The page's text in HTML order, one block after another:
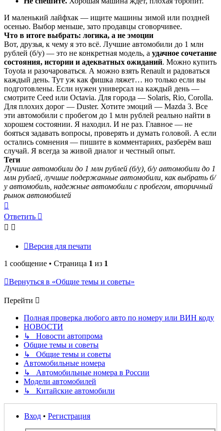
И маленький лайфхак — ищите машины зимой или поздней
осенью. Выбор меньше, зато продавцы сговорчивее.
Что в итоге выбрать: логика, а не эмоции
Вот, друзья, к чему я это всё. Лучшие автомобили до 1 млн
рублей (б/у) — это не конкретная модель, а удачное сочетание
состояния, истории и адекватных ожиданий. Можно купить
Toyota и разочароваться. А можно взять Renault и радоваться
каждый день. Тут уж как фишка ляжет… но только если вы
подготовлены. Если нужен универсал на каждый день —
смотрите Ceed или Octavia. Для города — Solaris, Rio, Corolla.
Для плохих дорог — Duster. Хотите эмоций — Mazda 3. Все
эти автомобили с пробегом до 1 млн рублей реально найти в
хорошем состоянии. Я находил. И не раз. Главное — не
бояться задавать вопросы, проверять и думать головой. А если
остались сомнения — пишите в комментариях, разберём ваш
случай. Я всегда за живой диалог и честный опыт.
Теги
Лучшие автомобили до 1 млн рублей (б/у), б/у автомобили до 1
млн рублей, лучшие подержанные автомобили, как выбрать б/
у автомобиль, надежные автомобили с пробегом, вторичный
рынок автомобилей
к
началу
Ответить
Версия для печати
1 сообщение • Страница 1 из 1
Вернуться в «Общие темы и советы»
Перейти
Полная проверка любого авто по номеру или ВИН коду
НОВОСТИ
↳ Новости автопрома
Общие темы и советы
↳ Общие темы и советы
Автомобильные номера
↳ Автомобильные номера в России
Модели автомобилей
↳ Китайские автомобили
Вход • Регистрация